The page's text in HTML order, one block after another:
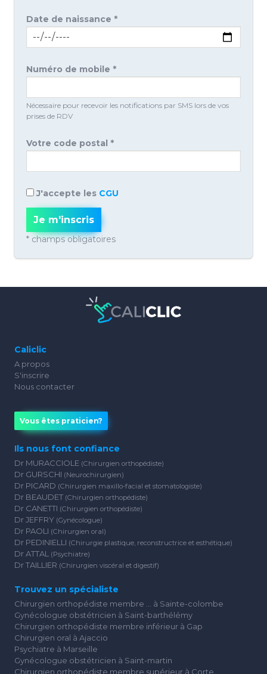
Date de naissance *
Numéro de mobile *
Nécessaire pour recevoir les notifications par SMS lors de vos
prises de RDV
Votre code postal *
J'accepte les CGU
Je m'inscris
* champs obligatoires
Caliclic
A propos
S'inscrire
Nous contacter
Vous êtes praticien?
Ils nous font confiance
Dr MURACCIOLE (Chirurgien orthopédiste)
Dr GURSCHI (Neurochirurgien)
Dr PICARD (Chirurgien maxillo-facial et stomatologiste)
Dr BEAUDET (Chirurgien orthopédiste)
Dr CANETTI (Chirurgien orthopédiste)
Dr JEFFRY (Gynécologue)
Dr PAOLI (Chirurgien oral)
Dr PEDINIELLI (Chirurgie plastique, reconstructrice et esthétique)
Dr ATTAL (Psychiatre)
Dr TAILLIER (Chirurgien viscéral et digestif)
Trouvez un spécialiste
Chirurgien orthopédiste membre ... à Sainte-colombe
Gynécologue obstétricien à Saint-barthélémy
Chirurgien orthopédiste membre inférieur à Gap
Chirurgien oral à Ajaccio
Psychiatre à Marseille
Gynécologue obstétricien à Saint-martin
Chirurgien orthopédiste membre supérieur à Corte